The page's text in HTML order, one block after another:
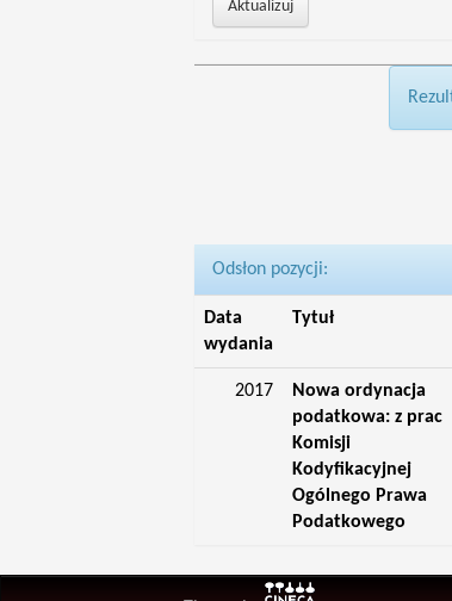
Odsłon pozycji:
Data
wydania
Tytuł
2017
Nowa ordynacja
podatkowa: z prac
Komisji
Kodyfikacyjnej
Ogólnego Prawa
Podatkowego